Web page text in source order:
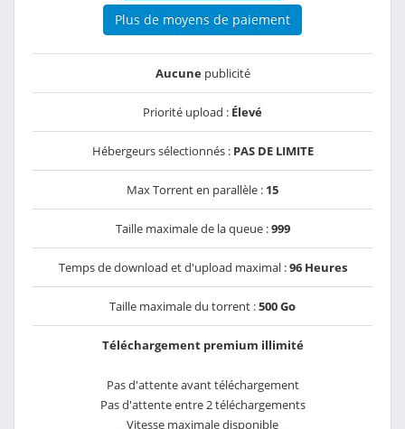
Plus de moyens de paiement
Aucunepublicité
Priorité upload : Élevé
Hébergeurs sélectionnés : PAS DE LIMITE
Max Torrent en parallèle : 15
Taille maximale de la queue :999
Temps de download et d'upload maximal :96 Heures
Taille maximale du torrent :500 Go
Téléchargement premium illimité
Pas d'attente avant téléchargement
Pas d'attente entre 2 téléchargements
Vitesse maximale disponible